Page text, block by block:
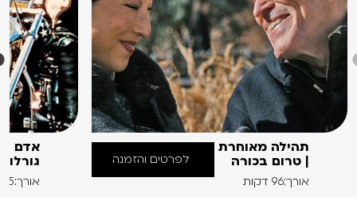
תהילה מאוחרת
| טרום בכורה
אורך:96 דקות
לפרטים והזמנה
אדם
גורלו
אורך:95 דקות